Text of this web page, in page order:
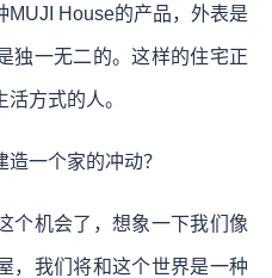
MUJI House的产品，外表是
独一无二的。这样的住宅正
方式的人。
一个家的冲动？
个机会了，想象一下我们像
，我们将和这个世界是一种